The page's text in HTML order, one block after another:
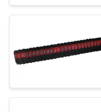
ΓΎΡΟΣ
ΠΟΙΟΤΙΚΌΣ